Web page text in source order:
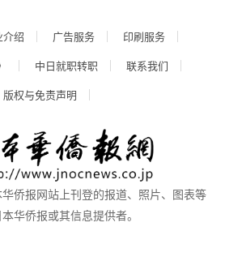
介绍 广告服务
印刷服务
中日就职转职
联系我们
版权与免责声明
侨报网站上刊登的报道、照片、图表等
华侨报或其信息提供者。